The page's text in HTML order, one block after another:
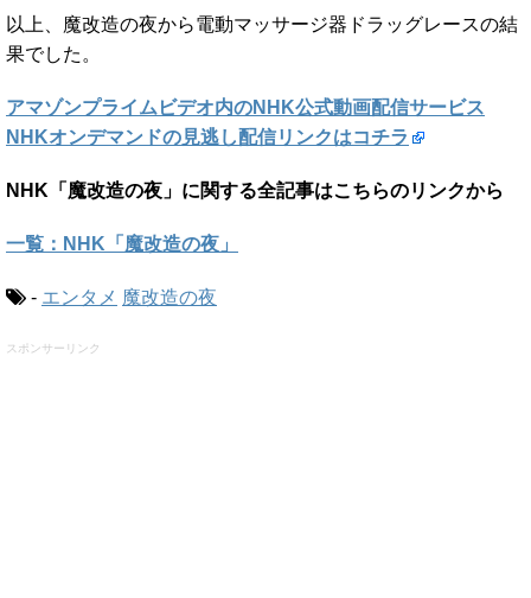
以上、魔改造の夜から電動マッサージ器ドラッグレースの結
果でした。
アマゾンプライムビデオ内のNHK公式動画配信サービス
NHKオンデマンドの見逃し配信リンクはコチラ
NHK「魔改造の夜」に関する全記事はこちらのリンクから
一覧：NHK「魔改造の夜」
- エンタメ 魔改造の夜
スポンサーリンク